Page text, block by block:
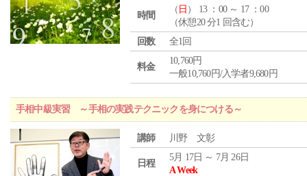
時間
（ 日 ） 13 ：00 ～ 17 ：00
（休憩20 分1 回含む）
回数
全1回
料金
10,760円
一般10,760円/入学者9,680円
手相中級実習 ～手相の実践テクニックを身につける～
講師 川野 文彰
日程
5月 17日 ～ 7月 26日
A Week